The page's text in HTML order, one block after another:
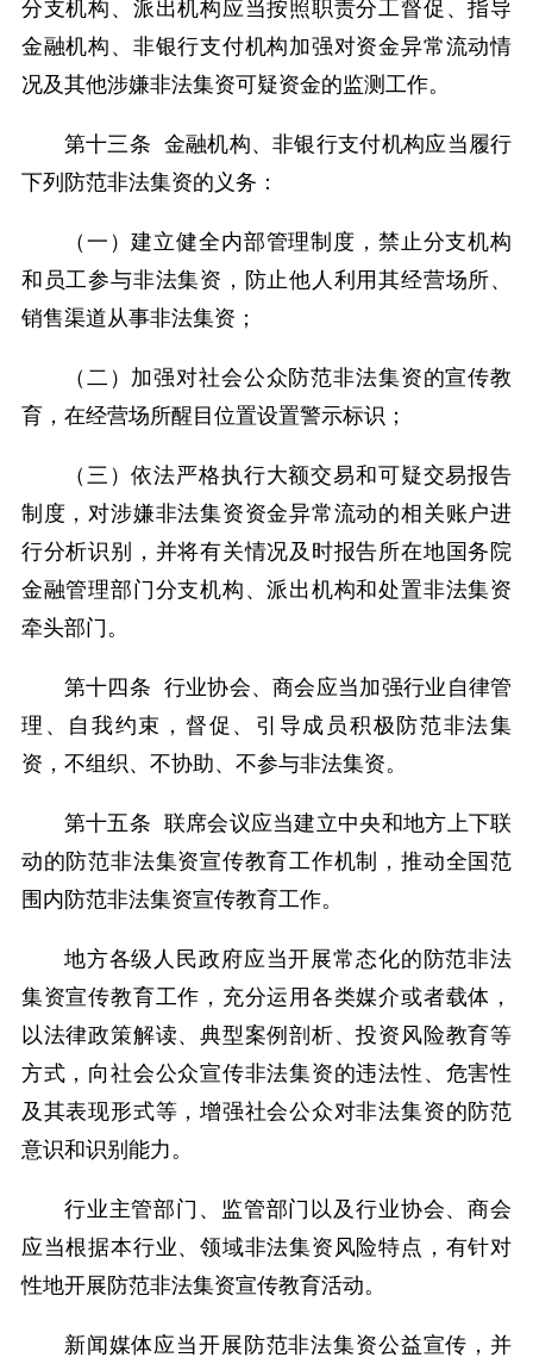
分支机构、派出机构应当按照职责分工督促、指导
金融机构、非银行支付机构加强对资金异常流动情
况及其他涉嫌非法集资可疑资金的监测工作。
第十三条 金融机构、非银行支付机构应当履行
下列防范非法集资的义务：
（一）建立健全内部管理制度，禁止分支机构
和员工参与非法集资，防止他人利用其经营场所、
销售渠道从事非法集资；
（二）加强对社会公众防范非法集资的宣传教
育，在经营场所醒目位置设置警示标识；
（三）依法严格执行大额交易和可疑交易报告
制度，对涉嫌非法集资资金异常流动的相关账户进
行分析识别，并将有关情况及时报告所在地国务院
金融管理部门分支机构、派出机构和处置非法集资
牵头部门。
第十四条 行业协会、商会应当加强行业自律管
理、自我约束，督促、引导成员积极防范非法集
资，不组织、不协助、不参与非法集资。
第十五条 联席会议应当建立中央和地方上下联
动的防范非法集资宣传教育工作机制，推动全国范
围内防范非法集资宣传教育工作。
地方各级人民政府应当开展常态化的防范非法
集资宣传教育工作，充分运用各类媒介或者载体，
以法律政策解读、典型案例剖析、投资风险教育等
方式，向社会公众宣传非法集资的违法性、危害性
及其表现形式等，增强社会公众对非法集资的防范
意识和识别能力。
行业主管部门、监管部门以及行业协会、商会
应当根据本行业、领域非法集资风险特点，有针对
性地开展防范非法集资宣传教育活动。
新闻媒体应当开展防范非法集资公益宣传，并